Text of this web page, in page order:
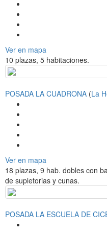
Ver en mapa
10 plazas, 5 habitaciones.
POSADA LA CUADRONA (La
Ver en mapa
18 plazas, 9 hab. dobles con
de supletorias y cunas.
POSADA LA ESCUELA DE